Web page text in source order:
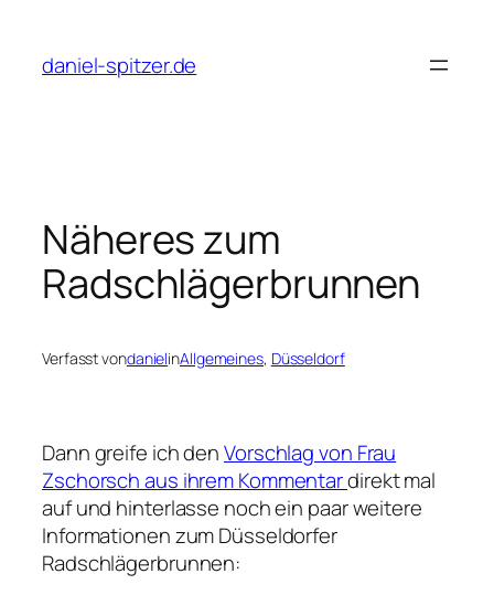
springen
daniel-spitzer.de
Näheres zum
Radschlägerbrunnen
Verfasst vondanielinAllgemeines, Düsseldorf
Dann greife ich denVorschlag von Frau
Zschorsch aus ihrem Kommentardirekt mal
auf und hinterlasse noch ein paar weitere
Informationen zum Düsseldorfer
Radschlägerbrunnen: